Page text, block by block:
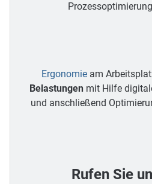
Ergonomieam
Belastungenmit Hilfe
und anschließend
Rufen Sie